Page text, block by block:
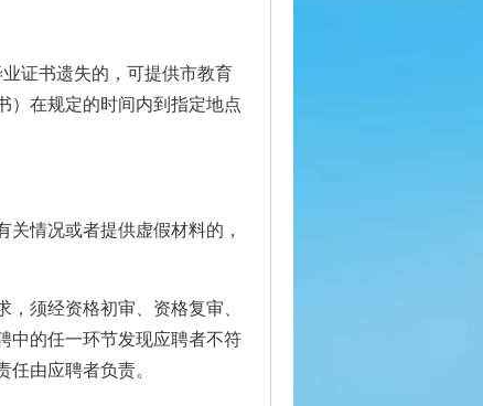
证书遗失的，可提供市教育
）在规定的时间内到指定地点
情况或者提供虚假材料的，
须经资格初审、资格复审、
中的任一环节发现应聘者不符
由应聘者负责。